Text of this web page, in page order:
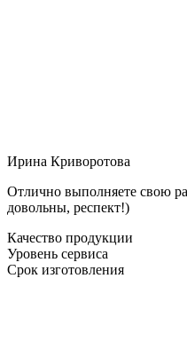
Ирина Криворотова
Отлично выполняете свою
довольны, респект!)
Качество продукции
Уровень сервиса
Срок изготовления